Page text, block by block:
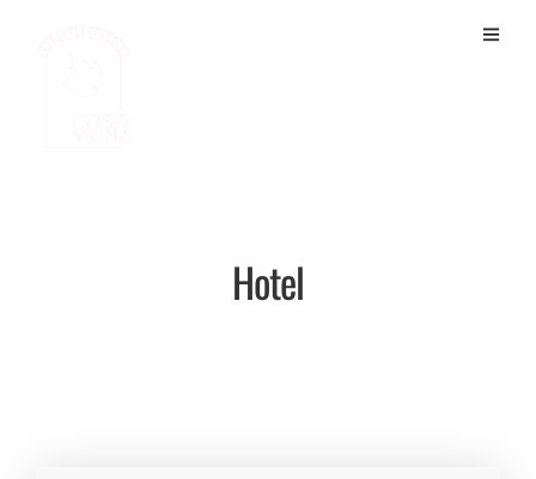
Hotel